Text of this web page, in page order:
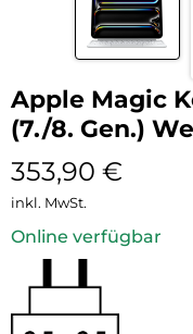
Apple Magic
(7./8. Gen.)
353,90 €
inkl. MwSt.
Online verfügbar